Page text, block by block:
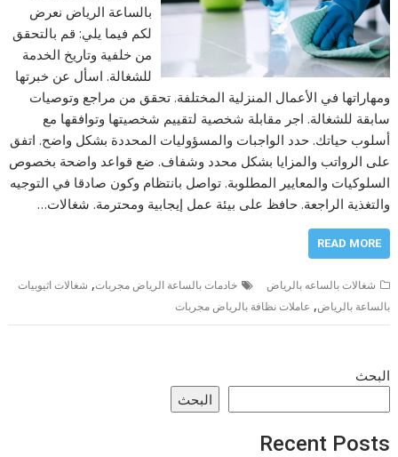
بالساعة الرياض نعرض
لكم فيما يلي: قم بالتحقق
من خلفية وتاريخ الخدمة
للشغالة. اسأل عن خبرتها
ومهاراتها في الأعمال المنزلية المختلفة. تحقق من مراجع وتوصيات
سابقة للشغالة. اجر مقابلة شخصية لتقييم شخصيتها وتوافقها مع
أسلوب حياتك. حدد الواجبات والمسؤوليات المحددة بشكل واضح. اتفق
على الرواتب والمزايا بشكل محدد وشفاف. ضع قواعد واضحة بخصوص
السلوكيات والمعايير المطلوبة. تواصل بانتظام وكون صادقا في التوجيه
والتغذية الراجعة. حافظ على بيئة عمل إيجابية ومحترمة. شغالات…
READ MORE
شغالات بالساعه بالرياض خادمات بالساعة الرياض مجربات, شغالات اثيوبيات
بالساعة بالرياض, عاملات نظافة بالرياض مجربات
البحث
البحث
Recent Posts